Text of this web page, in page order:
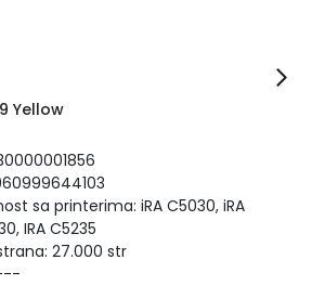
Yellow
sa printerima: iRA C5030, iRA
IRA C5235
27.000 str